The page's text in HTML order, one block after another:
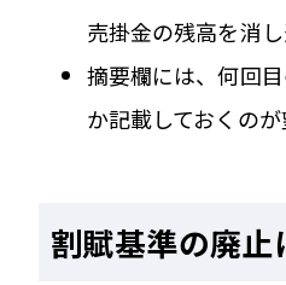
売掛金の残高を消し
摘要欄には、何回
か記載しておくのが
割賦基準の廃止